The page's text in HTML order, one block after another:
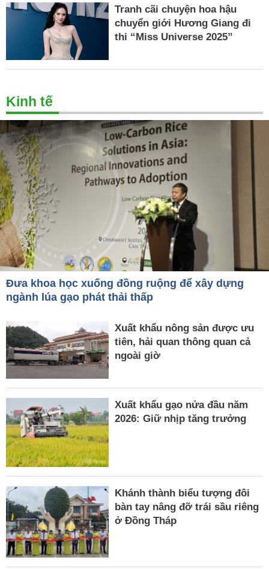
Tranh cãi chuyện hoa hậu
chuyển giới Hương Giang đi
thi “Miss Universe 2025”
Kinh tế
Đưa khoa học xuống đồng ruộng để xây dựng
ngành lúa gạo phát thải thấp
Xuất khẩu nông sản được ưu
tiên, hải quan thông quan cả
ngoài giờ
Xuất khẩu gạo nửa đầu năm
2026: Giữ nhịp tăng trưởng
Khánh thành biểu tượng đôi
bàn tay nâng đỡ trái sầu riêng
ở Đồng Tháp